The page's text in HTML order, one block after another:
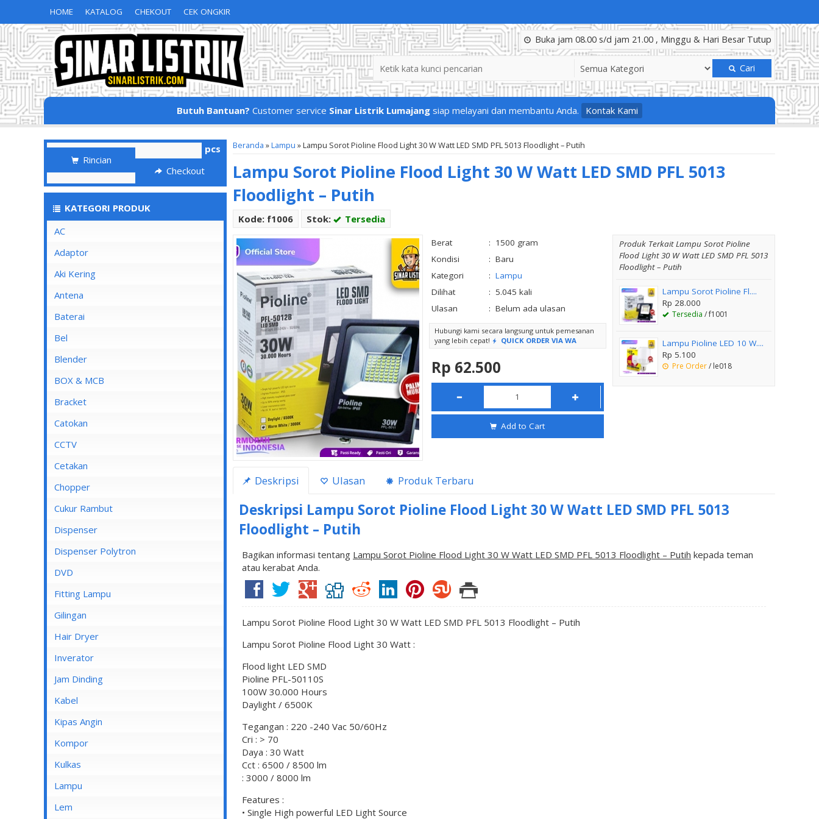
HOME KATALOG CHEKOUT CEK ONGKIR
Buka jam 08.00 s/d jam 21.00 , Minggu & Hari Besar Tutup
Cari
Butuh Bantuan? Customer service Sinar Listrik Lumajang siap melayani dan membantu Anda. Kontak Kami
Beranda »Lampu »Lampu Sorot Pioline Flood Light 30 W Watt LED SMD PFL 5013 Floodlight – Putih
Lampu Sorot Pioline Flood Light 30 W Watt LED SMD PFL 5013
Floodlight – Putih
Kode: f1006 Stok: Tersedia
Berat : 1500 gram
Kondisi
: Baru
Kategori
: Lampu
Dilihat
: 5.045 kali
Ulasan
: Belum ada ulasan
Hubungi kami secara langsung untuk pemesanan
yang lebih cepat!
QUICK ORDER VIA WA
Rp 62.500
Add to Cart
Produk Terkait Lampu Sorot Pioline
Flood Light 30 W Watt LED SMD PFL 5013
Floodlight – Putih
Lampu Sorot Pioline Fl....
Rp 28.000
Tersedia / f1001
Lampu Pioline LED 10 W....
Rp 5.100
Pre Order/ le018
Deskripsi Ulasan Produk Terbaru
Deskripsi Lampu Sorot Pioline Flood Light 30 W Watt LED SMD PFL 5013
Floodlight – Putih
Bagikan informasi tentang Lampu Sorot Pioline Flood Light 30 W Watt LED SMD PFL 5013 Floodlight – Putih kepada teman
atau kerabat Anda.
Lampu Sorot Pioline Flood Light 30 W Watt LED SMD PFL 5013 Floodlight – Putih
Lampu Sorot Pioline Flood Light 30 Watt :
Flood light LED SMD
Pioline PFL-50110S
100W 30.000 Hours
Daylight / 6500K
Tegangan : 220 -240 Vac 50/60Hz
Cri : > 70
Daya : 30 Watt
Cct : 6500 / 8500 lm
: 3000 / 8000 lm
Features :
• Single High powerful LED Light Source
pcs
Rincian
Checkout
KATEGORI PRODUK
AC
Adaptor
Aki Kering
Antena
Baterai
Bel
Blender
Blender Advance
Blender Cosmos
Blender Kirin
Blender Maspion
Blender Miyako
BOX & MCB
MCB
MCB 1 Pole
MCB 2 Pole
MCB 3 Pole
MCB 4 Pole
Bracket
Catokan
CCTV
DVR
Cetakan
Chopper
Cukur Rambut
Dispenser
Dispenser Cosmos
Dispenser Miyako
Dispenser Sanken
Dispenser Polytron
DVD
Fitting Lampu
Gilingan
Hair Dryer
Inverator
Jam Dinding
Kabel
Inbow/Outbow T Dus
Kabel Aksesoris
Kabel Antena
Kabel BC
Kipas Angin
Kipas Angin Berdiri
Kipas Angin Dinding
Kipas Angin Duduk
Kipas Angin Gantung
Kompor
Kompor Rinnai
Kulkas
LG
POLYTRON
Lampu
Fitting Lampu
Lem